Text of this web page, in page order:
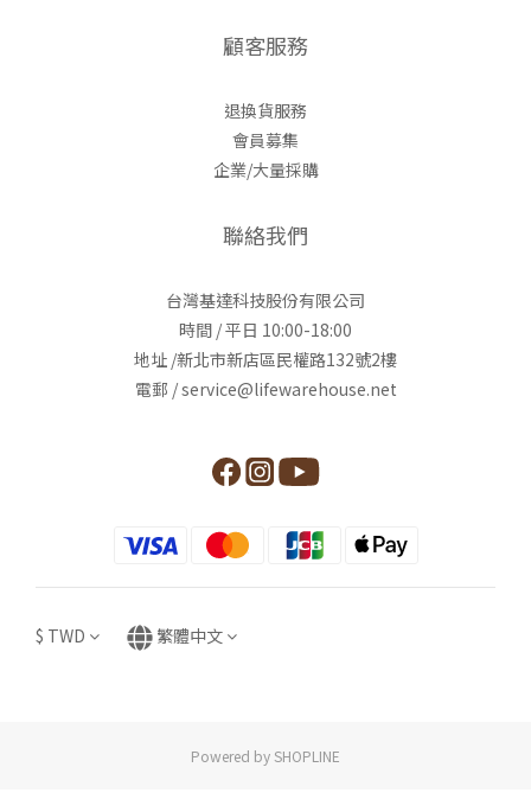
顧客服務
退換貨服務
會員募集
企業/大量採購
聯絡我們
台灣基達科技股份有限公司
時間 / 平日 10:00-18:00
地址 /新北市新店區民權路132號2樓
電郵 / service@lifewarehouse.net
$ TWD 繁體中文
Powered by SHOPLINE